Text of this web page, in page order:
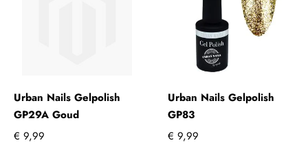
Urban Nails Gelpolish
GP29A Goud
€ 9,99
Urban Nails Gelpolish
GP83
€ 9,99